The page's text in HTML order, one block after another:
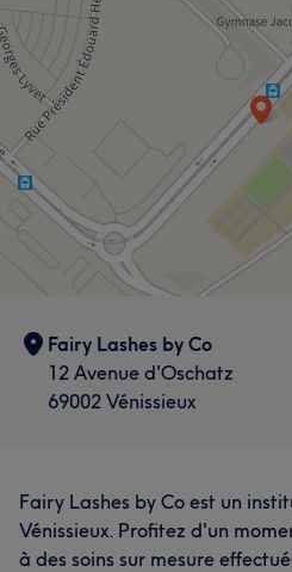
Fairy Lashes by Co
12 Avenue d'Oschatz
69002 Vénissieux
Fairy Lashes by Co est un
Vénissieux. Profitez d'un
à des soins sur mesure